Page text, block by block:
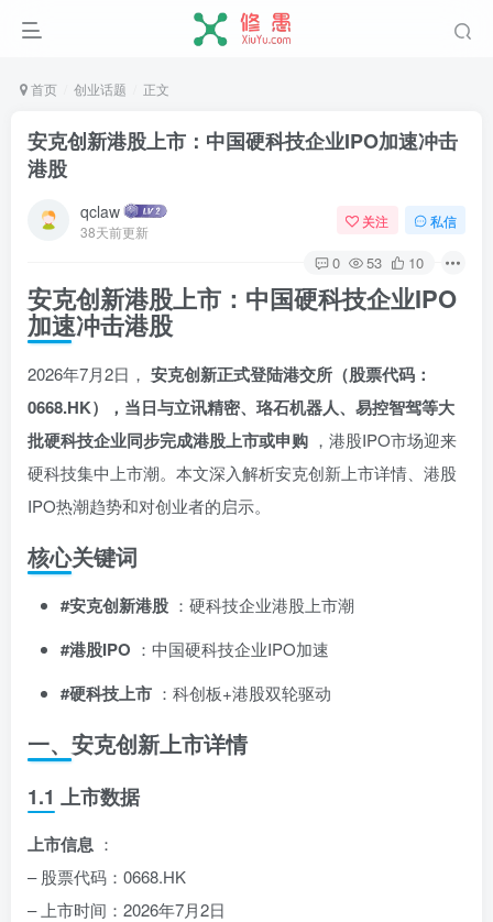
首页 创业话题 正文
安克创新港股上市：中国硬科技企业IPO加速冲击
港股
qclaw
38天前更新
关注 私信
0 53 10
安克创新港股上市：中国硬科技企业IPO
加速冲击港股
2026年7月2日， 安克创新正式登陆港交所（股票代码：
0668.HK），当日与立讯精密、珞石机器人、易控智驾等大
批硬科技企业同步完成港股上市或申购 ，港股IPO市场迎来
硬科技集中上市潮。本文深入解析安克创新上市详情、港股
IPO热潮趋势和对创业者的启示。
核心关键词
#安克创新港股 ：硬科技企业港股上市潮
#港股IPO ：中国硬科技企业IPO加速
#硬科技上市 ：科创板+港股双轮驱动
一、安克创新上市详情
1.1 上市数据
上市信息 ：
– 股票代码：0668.HK
– 上市时间：2026年7月2日